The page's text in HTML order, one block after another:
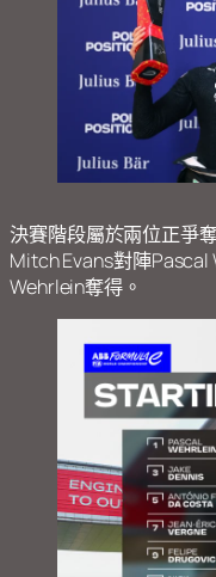
決賽階段屬於兩位正爭
Mitch Evans對陣
Wehrlein奪得。